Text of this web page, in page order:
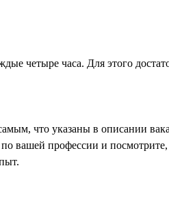
четыре часа. Для этого
что указаны в описании
вашей профессии и